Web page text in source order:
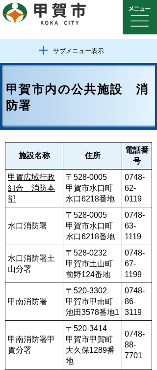
サブメニュー表示
甲賀市内の公共施設 消
防署
施設名称 住所
電話番
号
甲賀広域行政
組合 消防本
部
〒528-0005
甲賀市水口町
水口6218番地
0748-
62-
0119
水口消防署
〒528-0005
甲賀市水口町
水口6218番地
0748-
63-
1119
水口消防署土
山分署
〒528-0232
甲賀市土山町
前野124番地
0748-
67-
1199
甲南消防署
〒520-3302
甲賀市甲南町
池田3578番地1
0748-
86-
3119
甲南消防署甲
賀分署
〒520-3414
甲賀市甲賀町
大久保1289番
地
0748-
88-
7701